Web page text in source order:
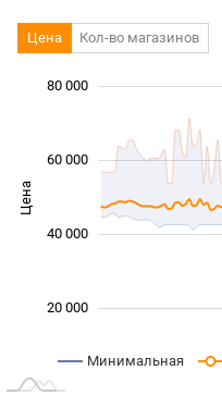
Цена Кол-во магазинов
Цена
20 000
40 000
60 000
80 000
Минимальная